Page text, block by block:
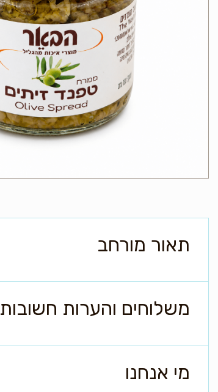
תאור מורחב
משלוחים והערות חשובות
מי אנחנו